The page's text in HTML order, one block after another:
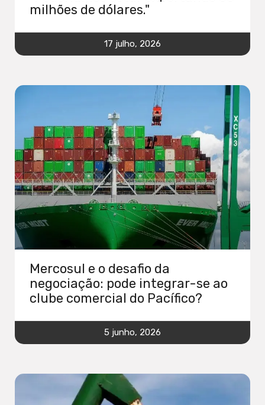
milhões de dólares."
17 julho, 2026
Mercosul e o desafio da
negociação: pode integrar-se ao
clube comercial do Pacífico?
5 junho, 2026